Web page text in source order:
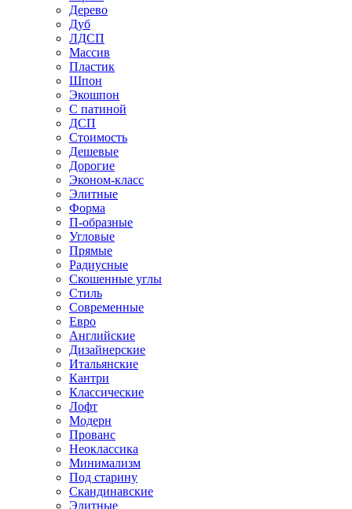
Дерево
Дуб
ЛДСП
Массив
Пластик
Шпон
Экошпон
С патиной
ДСП
Стоимость
Дешевые
Дорогие
Эконом-класс
Элитные
Форма
П-образные
Угловые
Прямые
Радиусные
Скошенные углы
Стиль
Современные
Евро
Английские
Дизайнерские
Итальянские
Кантри
Классические
Лофт
Модерн
Прованс
Неоклассика
Минимализм
Под старину
Скандинавские
Элитные